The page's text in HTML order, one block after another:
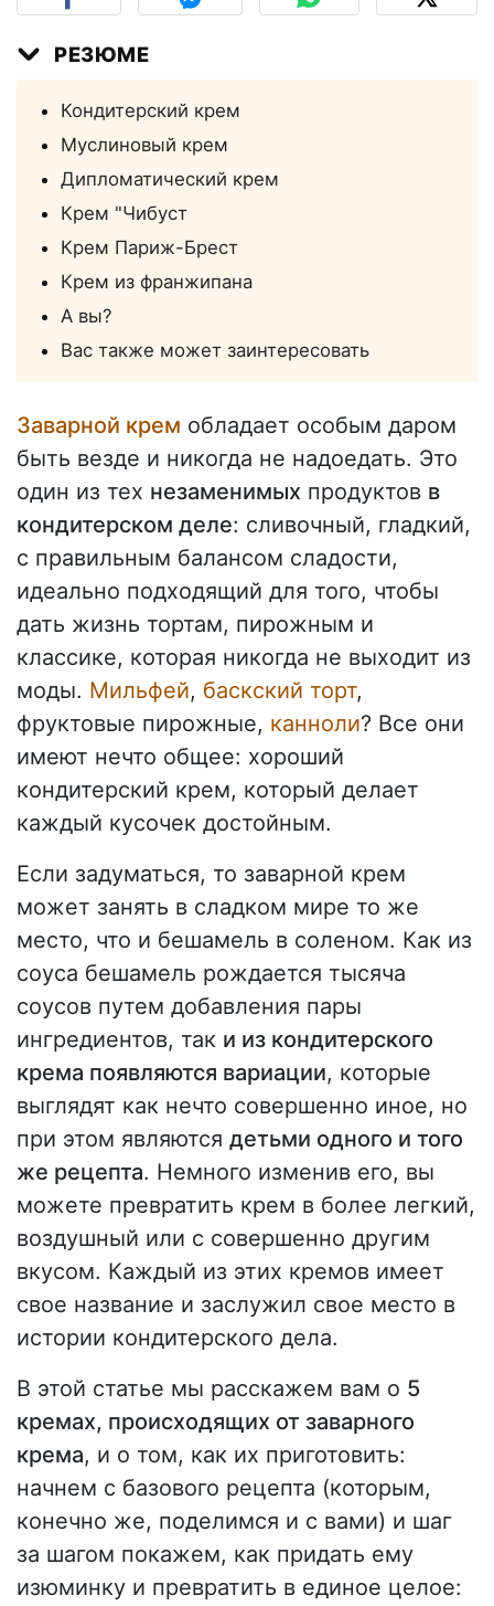
РЕЗЮМЕ
Кондитерский крем
Муслиновый крем
Дипломатический крем
Крем "Чибуст
Крем Париж-Брест
Крем из франжипана
А вы?
Вас также может заинтересовать
Заварной крем обладает особым даром
быть везде и никогда не надоедать. Это
один из тех незаменимых продуктов в
кондитерском деле: сливочный, гладкий,
с правильным балансом сладости,
идеально подходящий для того, чтобы
дать жизнь тортам, пирожным и
классике, которая никогда не выходит из
моды. Мильфей, баскский торт,
фруктовые пирожные, канноли? Все они
имеют нечто общее: хороший
кондитерский крем, который делает
каждый кусочек достойным.
Если задуматься, то заварной крем
может занять в сладком мире то же
место, что и бешамель в соленом. Как из
соуса бешамель рождается тысяча
соусов путем добавления пары
ингредиентов, так и из кондитерского
крема появляются вариации, которые
выглядят как нечто совершенно иное, но
при этом являются детьми одного и того
же рецепта. Немного изменив его, вы
можете превратить крем в более легкий,
воздушный или с совершенно другим
вкусом. Каждый из этих кремов имеет
свое название и заслужил свое место в
истории кондитерского дела.
В этой статье мы расскажем вам о 5
кремах, происходящих от заварного
крема, и о том, как их приготовить:
начнем с базового рецепта (которым,
конечно же, поделимся и с вами) и шаг
за шагом покажем, как придать ему
изюминку и превратить в единое целое: